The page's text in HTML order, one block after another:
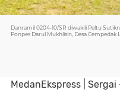
Danramil 0204-10/SR diwakili Peltu
Ponpes Darul Mukhlisin, Desa
MedanEkspress |